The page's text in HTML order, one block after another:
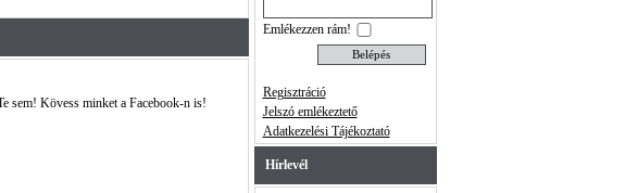
sem! Kövess minket a Facebook-n is!
Emlékezzen rám!
Regisztráció
Jelszó emlékeztető
Adatkezelési Tájékoztató
Hírlevél